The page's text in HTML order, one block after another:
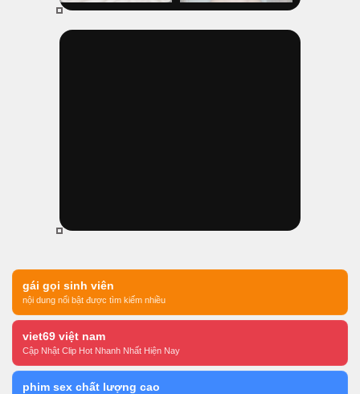
gái gọi sinh viên
nội dung nổi bật được tìm kiếm nhiều
viet69 việt nam
Cập Nhật Clip Hot Nhanh Nhất Hiện Nay
phim sex chất lượng cao